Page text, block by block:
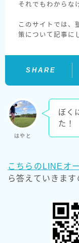
それでもわからな
このサイトでは、
策について記事に
SHARE
はやと
ぼく
た！
こちらのLINEオ
ら答えていきま